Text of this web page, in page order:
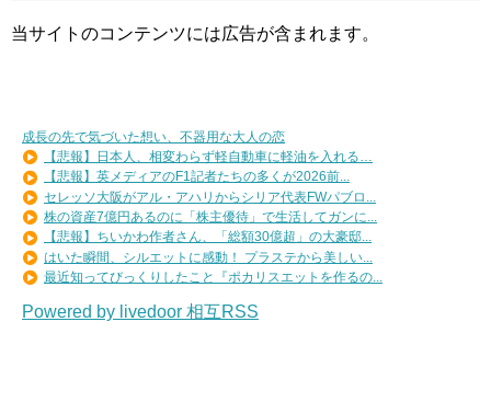
当サイトのコンテンツには広告が含まれます。
成長の先で気づいた想い、不器用な大人の恋
【悲報】日本人、相変わらず軽自動車に軽油を入れる…
【悲報】英メディアのF1記者たちの多くが2026前...
セレッソ大阪がアル・アハリからシリア代表FWパブロ...
株の資産7億円あるのに「株主優待」で生活してガンに...
【悲報】ちいかわ作者さん、「総額30億超」の大豪邸...
はいた瞬間、シルエットに感動！ プラステから美しい...
最近知ってびっくりしたこと『ポカリスエットを作るの...
Powered by livedoor 相互RSS